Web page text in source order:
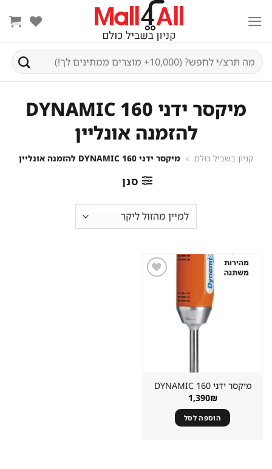
content
חיפוש
עבור:
מיקסר ידני DYNAMIC 160
להזמנה אונליין
קניון בשביל כולם » מיקסר ידני DYNAMIC 160 להזמנה אונליין
סנן
מיקסר ידני DYNAMIC 160
1,390₪
הוספה לסל